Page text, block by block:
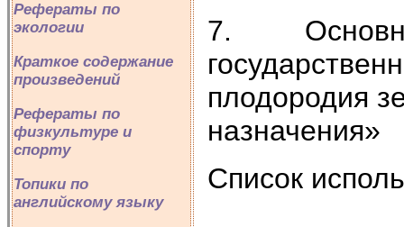
Рефераты по
экологии
Краткое содержание
произведений
Рефераты по
физкультуре и
спорту
Топики по
английскому языку
7.
плодородия
назначения»
Список